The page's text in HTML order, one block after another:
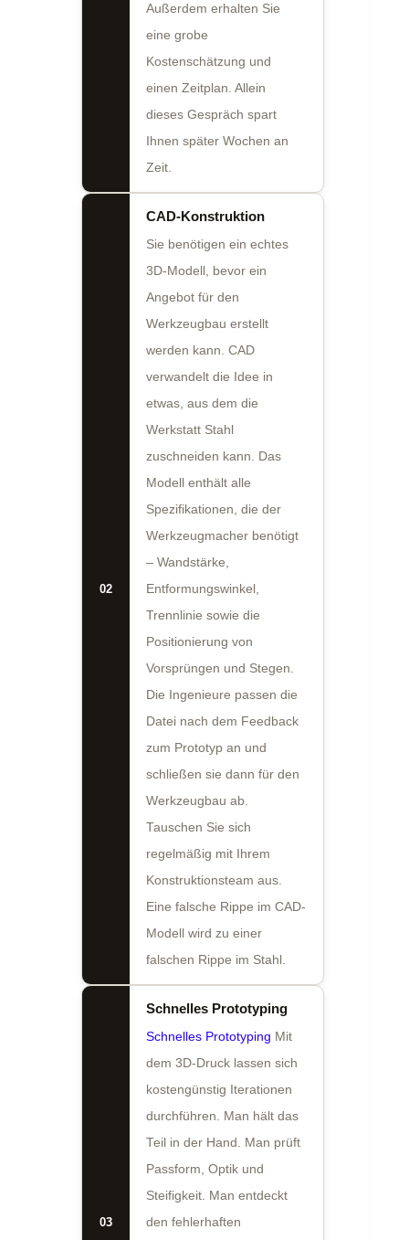
Außerdem erhalten Sie
eine grobe
Kostenschätzung und
einen Zeitplan. Allein
dieses Gespräch spart
Ihnen später Wochen an
Zeit.
02
CAD-Konstruktion
Sie benötigen ein echtes
3D-Modell, bevor ein
Angebot für den
Werkzeugbau erstellt
werden kann. CAD
verwandelt die Idee in
etwas, aus dem die
Werkstatt Stahl
zuschneiden kann. Das
Modell enthält alle
Spezifikationen, die der
Werkzeugmacher benötigt
– Wandstärke,
Entformungswinkel,
Trennlinie sowie die
Positionierung von
Vorsprüngen und Stegen.
Die Ingenieure passen die
Datei nach dem Feedback
zum Prototyp an und
schließen sie dann für den
Werkzeugbau ab.
Tauschen Sie sich
regelmäßig mit Ihrem
Konstruktionsteam aus.
Eine falsche Rippe im CAD-
Modell wird zu einer
falschen Rippe im Stahl.
03
Schnelles Prototyping
Schnelles Prototyping Mit
dem 3D-Druck lassen sich
kostengünstig Iterationen
durchführen. Man hält das
Teil in der Hand. Man prüft
Passform, Optik und
Steifigkeit. Man entdeckt
den fehlerhaften